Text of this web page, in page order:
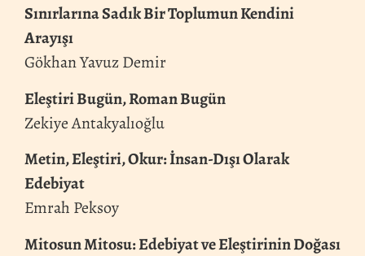
Sınırlarına Sadık Bir Toplumun Kendini
Arayışı
Gökhan Yavuz Demir
Eleştiri Bugün, Roman Bugün
Zekiye Antakyalıoğlu
Metin, Eleştiri, Okur: İnsan-Dışı Olarak
Edebiyat
Emrah Peksoy
Mitosun Mitosu: Edebiyat ve Eleştirinin Doğası